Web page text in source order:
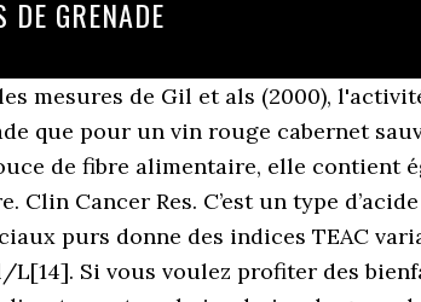
DE GRENADE
pour la santé décrites dans cetarticle, alors vous pouvez manger les arilles de grenade directement, ou boire du jus de grenade. Pomegranate (Punica granatum) pure chemicals show possible synergistic inhibition of human PC-3 prostate cancer cell invasion across Matrigel. Pour finir, on trouve aussi le grenadier chez les prophètes Joël 1,12 et Hag 2,19. Certains ont créé des diplodocus, des stégosaures, des tyrannosaures, des ankylosaures, etc… Ils ont également découvert de nouveaux fruits (arilles de la pomme grenade, melon de miel, kaki, cantaloup, kiwi). Nom horticole Punica granatum 'Nana') est un petit buisson qui atteint une hauteur d’à peu près un mètre. Le philosophe Jacques Derrida renvoie dans un de ses textes[44] à la symbolique religieuse de la grenade. Les cookies sont absolument nécessaires pour le bon fonctionnement du site web. I'll get you a cappuccino and bun. Autres noms: arilles de grenade. Am J Cardiol. Comment sortir du cercle infernal de la compulsion alimentaire ? Normal... check those yummy arils! Mode de séchage: séchage au four sans sucre ni conservateurs. Définitions de arille. Il ressemble aux vins de dessert sucrés ou aux vins du sud comme le Porto et le Sherry. L’extrait et la poudre de grenade sont généralement fabriqués à partir de la peau, en raison de sa haute teneur en antioxydants et punicalagines. Utilisation : natures ou mélangées (environ une cuillère à soupe) dans vos préparations alimentaires, comme les salades. Brioche bread smothered in dark chocolate and tahini with pomegranate arils and fresh herbs. Les composés végétaux dans la grenade peuvent aider à lutter contre les micro-organismes nuisibles (31). Conclusion : La consommation régulière de jus de grenade a été montrée pour réduire les niveaux de pression artérielle rien qu’en 2 semaines. Les grenades ont un profil nutritionnel impressionnant : Une tasse d’arilles (174 grammes) contient (2) : Les arilles de grenade (graines) sont aussi très sucrées, avec une tasse contenant 24 grammes de sucre et 144 calories. Ils sont riches en fibres, vitamines, minéraux et composés végétaux bioactifs, mais ils contiennent aussi du sucre. Davidson MH et al. Constituée à plus de 80 % d’eau, la grenade est un fruit dont l’apport calorique reste modéré. Des études en laboratoire ont démontré que l’extrait de grenade peut bloquer les enzymes qui sont connues pour endommager les articulations chez les personnes atteintes d’arthrose (18, 19). Contient: arilles de grenade Ricardo Cuisine 0; 593 Gremolata de grenade, de pistache et de ciboulette Dos de Cabillaud au Fenouil sauté aux Noix, Arilles de Grenade Publié le 22 novembre 2013 par Isa-Marie. L’inflammation chronique est l’un des principaux moteurs de nombreuses maladies mortelles, parmi lesquelles les maladies cardiaques, le cancer, le diabète de type 2, la maladie d’Alzheimer et même l’obésité. Les fruits y sont presque